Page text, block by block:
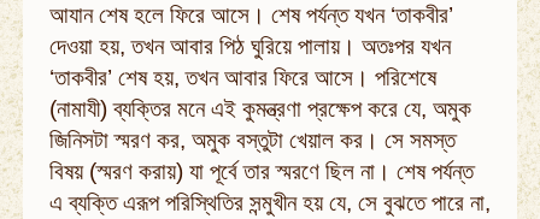
আযান শেষ হলে ফিরে আসে। শেষ পর্যন্ত যখন ‘তাকবীর’
দেওয়া হয়, তখন আবার পিঠ ঘুরিয়ে পালায়। অতঃপর যখন
‘তাকবীর’ শেষ হয়, তখন আবার ফিরে আসে। পরিশেষে
(নামাযী) ব্যক্তির মনে এই কুমন্ত্রণা প্রক্ষেপ করে যে, অমুক
জিনিসটা স্মরণ কর, অমুক বস্তুটা খেয়াল কর। সে সমস্ত
বিষয় (স্মরণ করায়) যা পূর্বে তার স্মরণে ছিল না। শেষ পর্যন্ত
এ ব্যক্তি এরূপ পরিস্থিতির সন্মুখীন হয় যে, সে বুঝতে পারে না,